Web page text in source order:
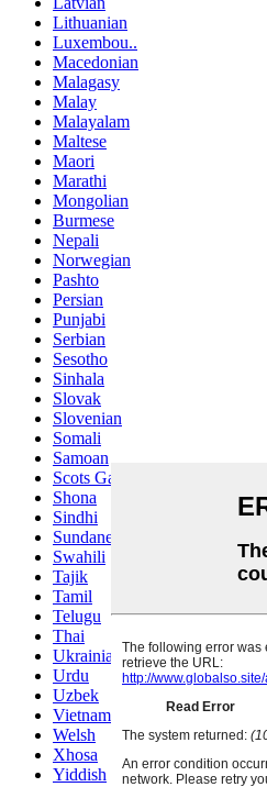
Lithuanian
Luxembou..
Macedonian
Malagasy
Malay
Malayalam
Maltese
Maori
Marathi
Mongolian
Burmese
Nepali
Norwegian
Pashto
Persian
Punjabi
Serbian
Sesotho
Sinhala
Slovak
Slovenian
Somali
Samoan
Scots Gaelic
Shona
Sindhi
Sundanese
Swahili
Tajik
Tamil
Telugu
Thai
Ukrainian
Urdu
Uzbek
Vietnamese
Welsh
Xhosa
Yiddish